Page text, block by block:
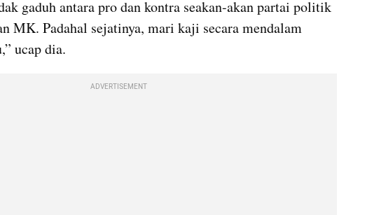
gaduh antara pro dan kontra seakan-akan partai politik
MK. Padahal sejatinya, mari kaji secara mendalam
ucap dia.
ADVERTISEMENT